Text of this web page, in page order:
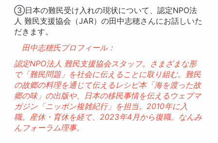
③日本の難民受け入れの現状について、認定NPO法
人 難民支援協会（JAR）の田中志穂さんにお話しいた
だきます。
田中志穂氏プロフィール：
認定NPO法人 難民支援協会スタッフ。さまざまな形
で「難民問題」を社会に伝えることに取り組む。難民
の故郷の料理を通じて伝えるレシピ本「海を渡った故
郷の味」の出版や、日本の移民事情を伝えるウェブマ
ガジン「ニッポン複雑紀行」を担当。2010年に入
職。産休・育休を経て、2023年4月から復職。なんみ
んフォーラム理事。